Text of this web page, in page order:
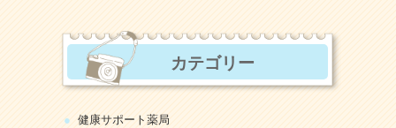
カテゴリー
健康サポート薬局